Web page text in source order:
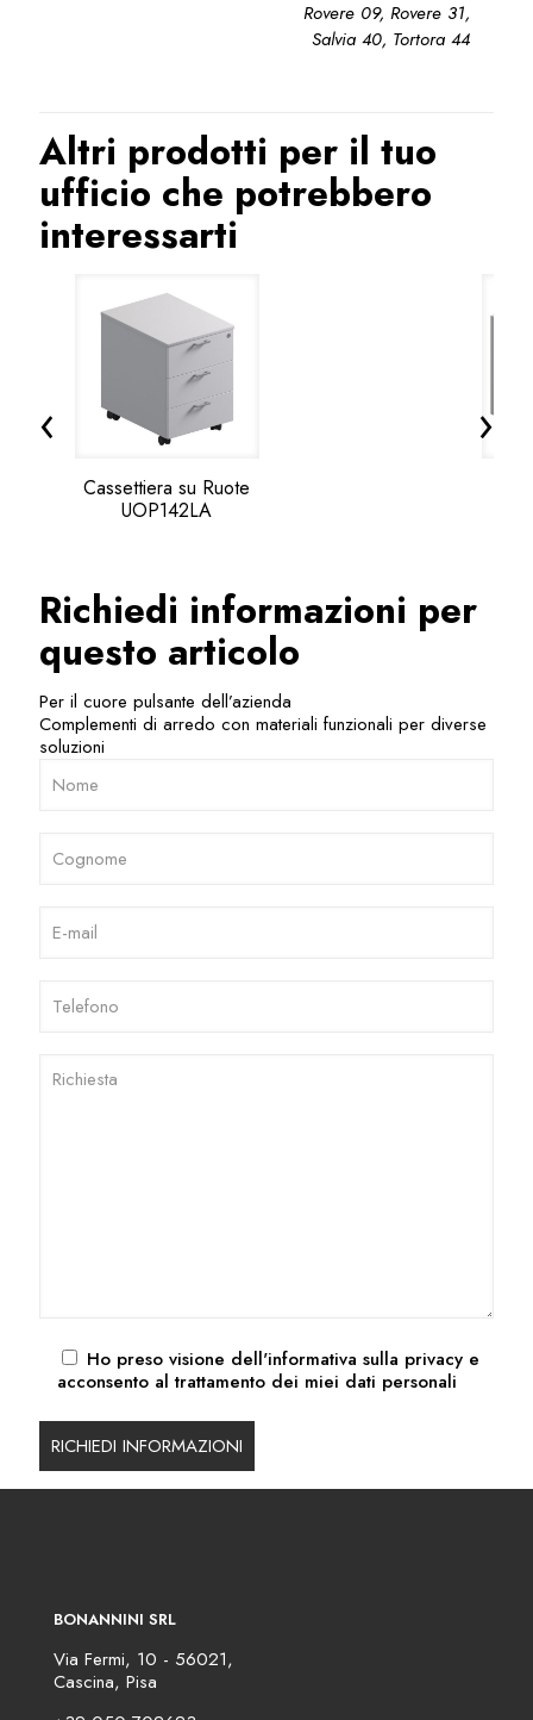
Rovere 09, Rovere 31,
Salvia 40, Tortora 44
Altri prodotti per il tuo
ufficio che potrebbero
interessarti
Cassettiera su Ruote
UOP142LA
‹ ›
Richiedi informazioni per
questo articolo
Per il cuore pulsante dell’azienda
Complementi di arredo con materiali funzionali per diverse
soluzioni
Ho preso visione dell'informativa sulla privacy e
acconsento al trattamento dei miei dati personali
BONANNINI SRL
Via Fermi, 10 - 56021,
Cascina, Pisa